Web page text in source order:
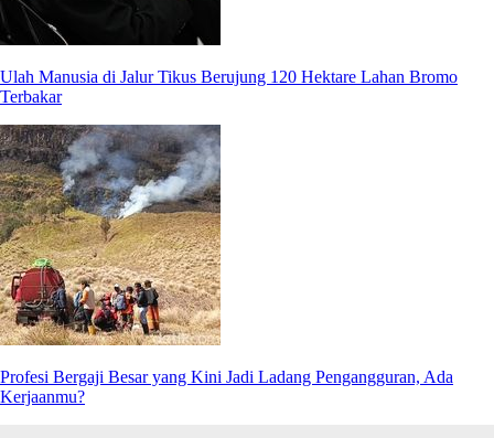
Ulah Manusia di Jalur Tikus Berujung 120 Hektare Lahan Bromo
Terbakar
Profesi Bergaji Besar yang Kini Jadi Ladang Pengangguran, Ada
Kerjaanmu?